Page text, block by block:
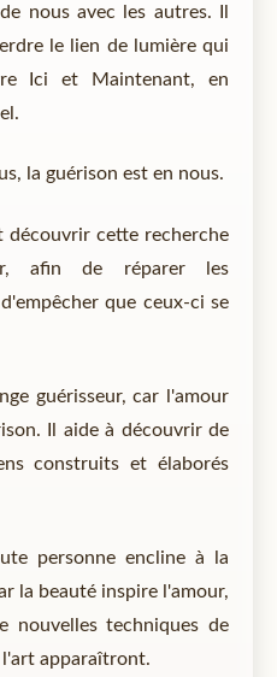
nous avec les autres. Il
le lien de lumière qui
Ici et Maintenant, en
la guérison est en nous.
découvrir cette recherche
afin de réparer les
que ceux-ci se
guérisseur, car l'amour
Il aide à découvrir de
construits et élaborés
personne encline à la
la beauté inspire l'amour,
nouvelles techniques de
l'art apparaîtront.